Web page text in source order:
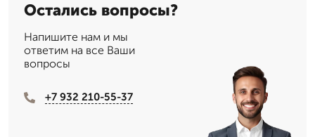
Остались вопросы?
Напишите нам и мы
ответим на все Ваши
вопросы
+7 932 210-55-37